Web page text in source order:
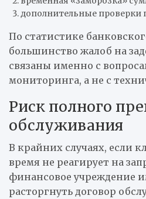
дополнительные проверки
По статистике
большинство жалоб на
связаны именно с
мониторинга, а не с
Риск полного
обслуживания
В крайних случаях, если
время не реагирует на
финансовое учреждение
расторгнуть договор